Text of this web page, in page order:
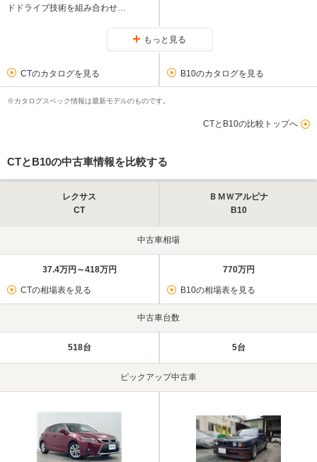
ドドライブ技術を組み合わせ…
もっと見る
CTのカタログを見る B10のカタログを見る
※カタログスペック情報は最新モデルのものです。
CTとB10の比較トップへ
CTとB10の中古車情報を比較する
レクサス
CT
ＢＭＷアルピナ
B10
中古車相場
37.4万円～418万円
CTの相場表を見る
770万円
B10の相場表を見る
中古車台数
518台 5台
ピックアップ中古車